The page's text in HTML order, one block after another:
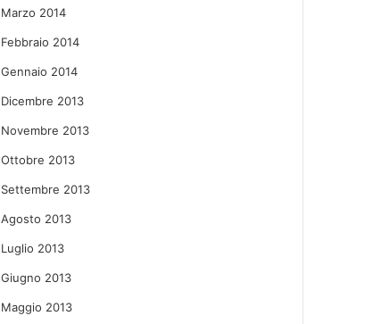
Marzo 2014
Febbraio 2014
Gennaio 2014
Dicembre 2013
Novembre 2013
Ottobre 2013
Settembre 2013
Agosto 2013
Luglio 2013
Giugno 2013
Maggio 2013